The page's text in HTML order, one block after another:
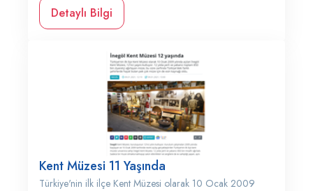
Detaylı Bilgi
Kent Müzesi 11 Yaşında
Türkiye'nin ilk ilçe Kent Müzesi olarak 10 Ocak 2009